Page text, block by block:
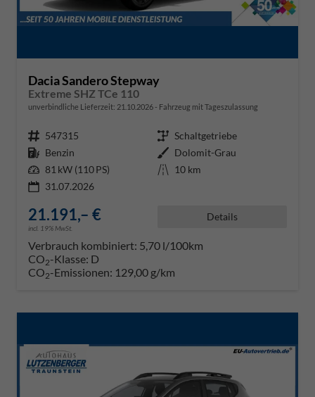
Dacia Sandero Stepway
Extreme SHZ TCe 110
unverbindliche Lieferzeit: 21.10.2026 Fahrzeug mit Tageszulassung
Fahrzeugnr. 547315 Getriebe Schaltgetriebe
Kraftstoff Benzin Außenfarbe Dolomit-Grau
Leistung 81 kW (110 PS) Kilometerstand 10 km
31.07.2026
21.191,– €
incl. 19% MwSt.
Details
Verbrauch kombiniert: 5,70 l/100km
CO2-Klasse: D
CO2-Emissionen: 129,00 g/km